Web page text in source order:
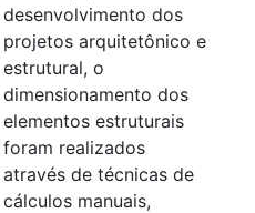
desenvolvimento dos
projetos arquitetônico e
estrutural, o
dimensionamento dos
elementos estruturais
foram realizados
através de técnicas de
cálculos manuais,